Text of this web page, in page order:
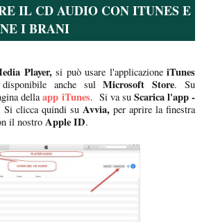
IL CD AUDIO CON ITUNES E
I BRANI
Player, si può usare l'applicazioneiTunes
anche sulMicrosoft Store. Su
dellaapp iTunes. Si va suScarica l'app -
Si clicca quindi su Avvia, per aprire la finestra
il nostro Apple ID.